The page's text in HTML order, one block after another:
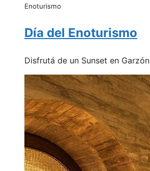
Enoturismo
Día del Enoturismo
Disfrutá de un Sunset en Garzón